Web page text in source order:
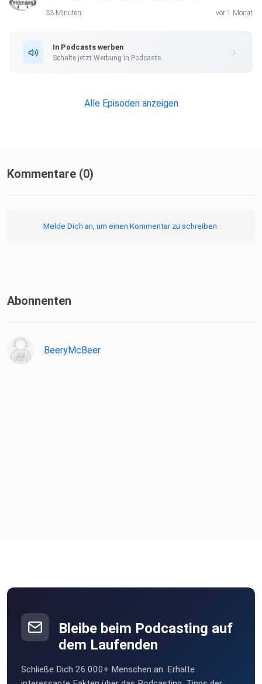
33 Minuten vor 1 Monat
In Podcasts werben
Schalte jetzt Werbung in Podcasts.
Alle Episoden anzeigen
Kommentare (0)
Melde Dich an, um einen Kommentar zu schreiben.
Abonnenten
BeeryMcBeer
Bleibe beim Podcasting auf
dem Laufenden
Schließe Dich 26.000+ Menschen an. Erhalte